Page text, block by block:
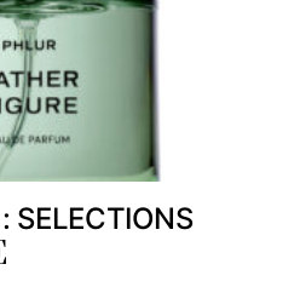
SELECTIONS